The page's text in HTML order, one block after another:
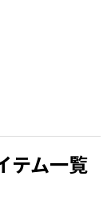
テム一覧